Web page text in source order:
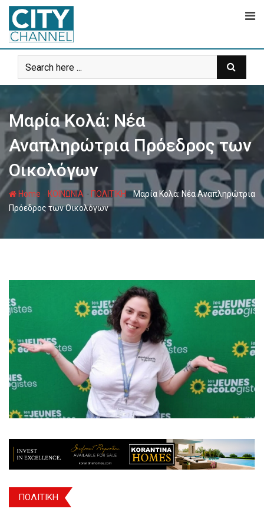
Skip
content
Μαρία Κολά: Νέα
Αναπληρώτρια Πρόεδρος των
Οικολόγων
Home - ΚΟΙΝΩΝΙΑ - ΠΟΛΙΤΙΚΗ-Μαρία Κολά: Νέα Αναπληρώτρια
Πρόεδρος των Οικολόγων
ΠΟΛΙΤΙΚΗ